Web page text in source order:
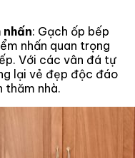
: Gạch ốp bếp
nhấn quan trọng
Với các vân đá tự
lại vẻ đẹp độc đáo
thăm nhà.